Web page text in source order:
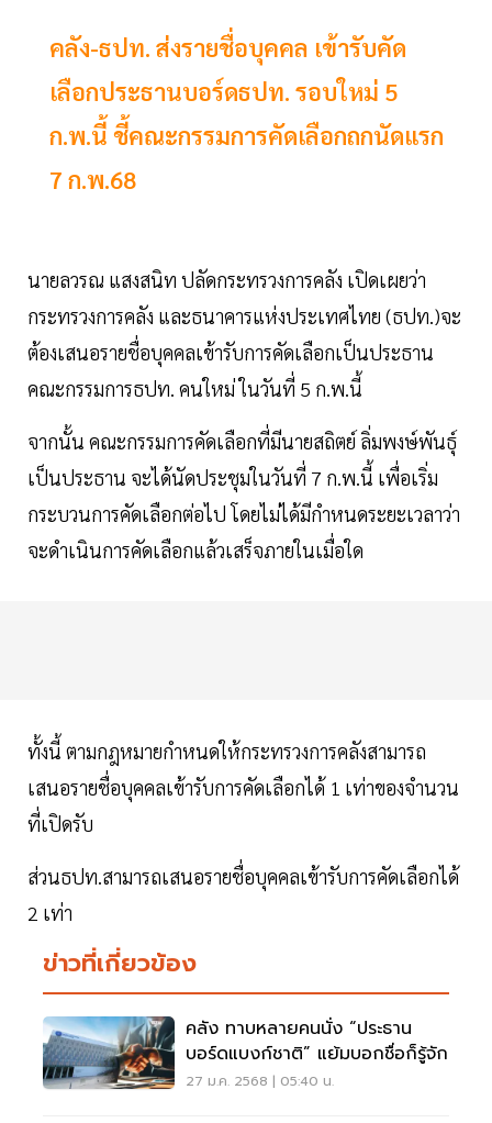
คลัง-ธปท. ส่งรายชื่อบุคคล เข้ารับคัด
เลือกประธานบอร์ดธปท. รอบใหม่ 5
ก.พ.นี้ ชี้คณะกรรมการคัดเลือกถกนัดแรก
7 ก.พ.68
นายลวรณ แสงสนิท ปลัดกระทรวงการคลัง เปิดเผยว่า
กระทรวงการคลัง และธนาคารแห่งประเทศไทย (ธปท.)จะ
ต้องเสนอรายชื่อบุคคลเข้ารับการคัดเลือกเป็นประธาน
คณะกรรมการธปท. คนใหม่ ในวันที่ 5 ก.พ.นี้
จากนั้น คณะกรรมการคัดเลือกที่มีนายสถิตย์ ลิ่มพงษ์พันธุ์
เป็นประธาน จะได้นัดประชุมในวันที่ 7 ก.พ.นี้ เพื่อเริ่ม
กระบวนการคัดเลือกต่อไป โดยไม่ได้มีกำหนดระยะเวลาว่า
จะดำเนินการคัดเลือกแล้วเสร็จภายในเมื่อใด
ทั้งนี้ ตามกฎหมายกำหนดให้กระทรวงการคลังสามารถ
เสนอรายชื่อบุคคลเข้ารับการคัดเลือกได้ 1 เท่าของจำนวน
ที่เปิดรับ
ส่วนธปท.สามารถเสนอรายชื่อบุคคลเข้ารับการคัดเลือกได้
2 เท่า
ข่าวที่เกี่ยวข้อง
คลัง ทาบหลายคนนั่ง “ประธาน
บอร์ดแบงก์ชาติ” แย้มบอกชื่อก็รู้จัก
27 ม.ค. 2568 | 05:40 น.